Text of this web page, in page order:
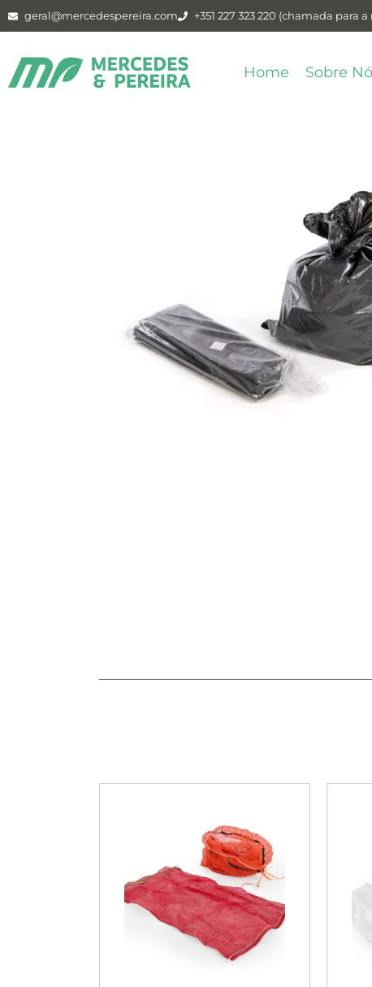
geral@mercedespereira.com +351 227 323 220 (chamada para
Home Sobre